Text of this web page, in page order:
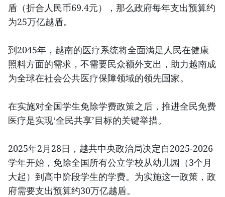
盾（折合人民币69.4元），那么政府每年支出预算约
为25万亿越盾。
到2045年，越南的医疗系统将全面满足人民在健康
照料方面的需求，不需要民众额外支出，助力越南成
为全球在社会公共医疗保障领域的领先国家。
在实施对全国学生免除学费政策之后，推进全民免费
医疗是实现‘全民共享’目标的关键举措。
2025年2月28日，越共中央政治局决定自2025-2026
学年开始，免除全国所有公立学校从幼儿园（3个月
大起）到高中阶段学生的学费。为实施这一政策，政
府需要支出预算约30万亿越盾。